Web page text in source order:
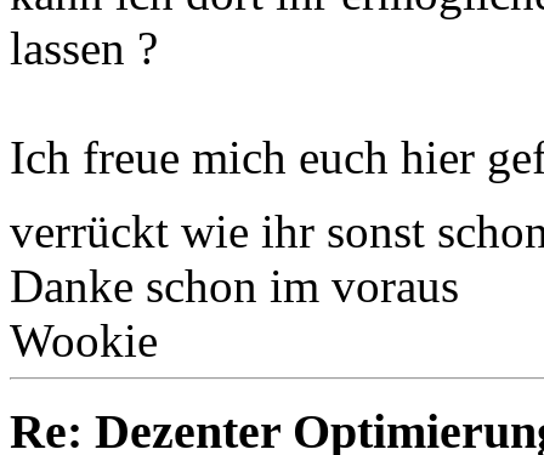
lassen ?
Ich freue mich euch hier
verrückt wie ihr sonst
Danke schon im voraus
Wookie
Re: Dezenter